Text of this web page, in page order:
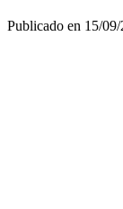
Publicado en 15/